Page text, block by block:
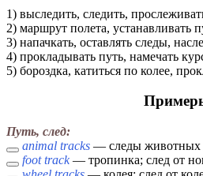
1) выследить, следить,
2) маршрут полета, устанавливать
3) напачкать, оставлять следы,
4) прокладывать путь, намечать
5) бороздка, катиться по колее,
Путь, след:
animal tracks — следы животных
foot track— тропинка; след от